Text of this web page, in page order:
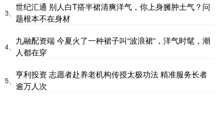
3、
世纪汇通 别人白T搭半裙清爽洋气，你上身臃肿土气？问
题根本不在身材
4、
九融配资端 今夏火了一种裙子叫“波浪裙”，洋气时髦，潮
人都在穿
5、
亨利投资 志愿者赴养老机构传授太极功法 精准服务长者
逾万人次